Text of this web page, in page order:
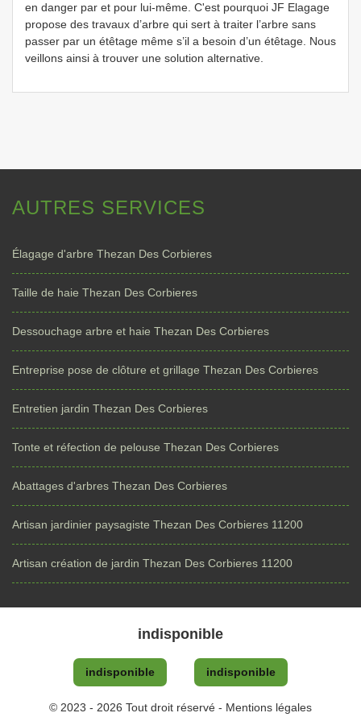
en danger par et pour lui-même. C'est pourquoi JF Elagage
propose des travaux d’arbre qui sert à traiter l’arbre sans
passer par un étêtage même s’il a besoin d’un étêtage. Nous
veillons ainsi à trouver une solution alternative.
AUTRES SERVICES
Élagage d'arbre Thezan Des Corbieres
Taille de haie Thezan Des Corbieres
Dessouchage arbre et haie Thezan Des Corbieres
Entreprise pose de clôture et grillage Thezan Des Corbieres
Entretien jardin Thezan Des Corbieres
Tonte et réfection de pelouse Thezan Des Corbieres
Abattages d'arbres Thezan Des Corbieres
Artisan jardinier paysagiste Thezan Des Corbieres 11200
Artisan création de jardin Thezan Des Corbieres 11200
indisponible
indisponible indisponible
© 2023 - 2026 Tout droit réservé - Mentions légales